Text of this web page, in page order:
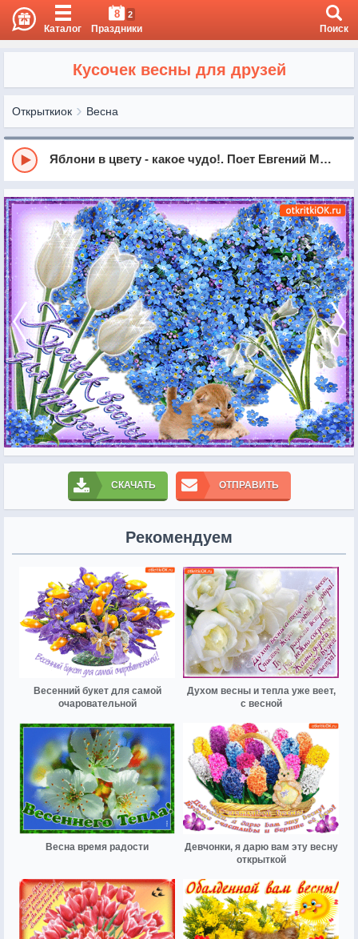
Каталог
8 2
Праздники Поиск
Кусочек весны для друзей
Открыткиок Весна
Яблони в цвету - какое чудо!. Поет Евгений Мартынов!
СКАЧАТЬ ОТПРАВИТЬ
Рекомендуем
Весенний букет для самой
очаровательной
Духом весны и тепла уже веет,
с весной
Весна время радости
Девчонки, я дарю вам эту весну
открыткой